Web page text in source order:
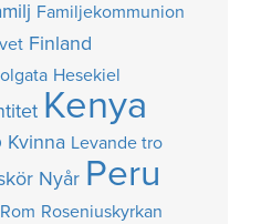
Familjekommunion
Finland
Hesekiel
Kenya
Kvinna Levande tro
Nyår Peru
Rom Roseniuskyrkan